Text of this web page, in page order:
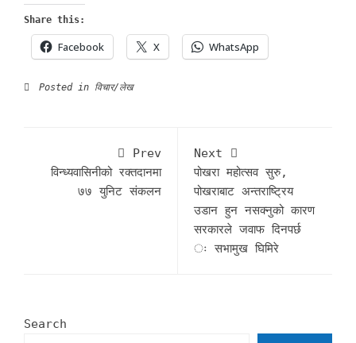
Share this:
Facebook X WhatsApp
Posted in विचार/लेख
Prev
विन्ध्यवासिनीको रक्तदानमा
७७ युनिट संकलन
Next
पोखरा महोत्सव सुरु,
पोखराबाट अन्तराष्ट्रिय
उडान हुन नसक्नुको कारण
सरकारले जवाफ दिनपर्छ
ः सभामुख घिमिरे
Search